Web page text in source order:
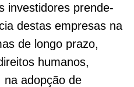
investidores prende-
destas empresas na
de longo prazo,
humanos,
na adopção de